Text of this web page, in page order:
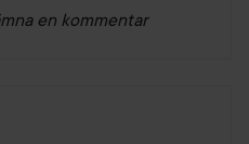
en kommentar